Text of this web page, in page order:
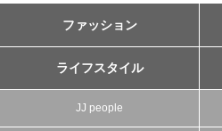
ファッション
ライフスタイル
JJ people